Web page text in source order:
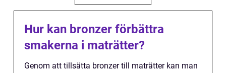
Hur kan bronzer förbättra
smakerna i maträtter?
Genom att tillsätta bronzer till maträtter kan man